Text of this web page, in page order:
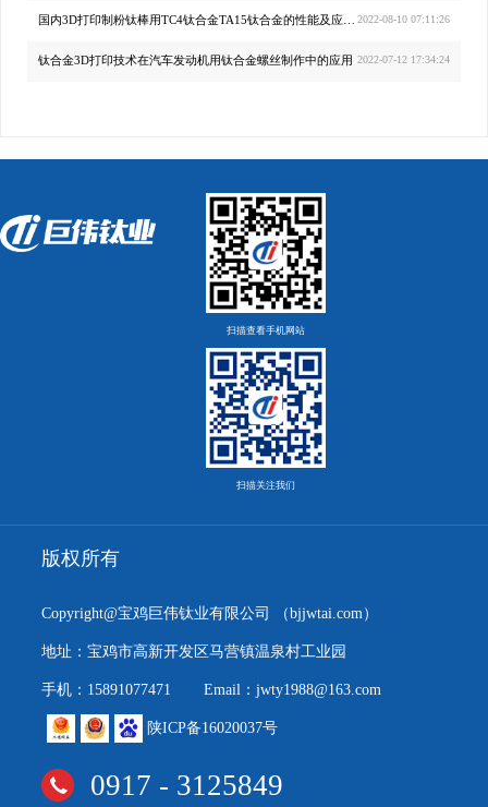
2022-08-10 07:11:26
2022-07-12 17:34:24
钛合金3D打印技术在汽车发动机用钛合金螺丝制作中的应用
扫描查看手机网站
扫描关注我们
版权所有
Copyright@宝鸡巨伟钛业有限公司 （bjjwtai.com）
地址：宝鸡市高新开发区马营镇温泉村工业园
手机：15891077471 Email：jwty1988@163.com
陕ICP备16020037号
0917 - 3125849